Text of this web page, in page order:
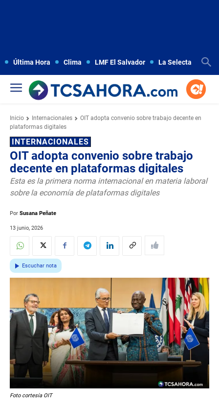
Última Hora Clima LMF El Salvador La Selecta
Inicio Internacionales
OIT adopta convenio sobre trabajo decente en
plataformas digitales
INTERNACIONALES
OIT adopta convenio sobre trabajo
decente en plataformas digitales
Esta es la primera norma internacional en materia laboral
sobre la economía de plataformas digitales
Por Susana Peñate
13 junio, 2026
Escuchar nota
Foto cortesía OIT